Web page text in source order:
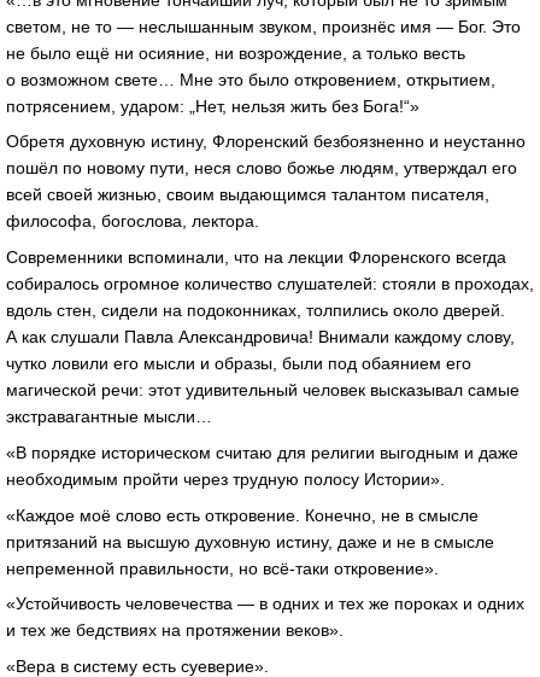
светом, не то — неслышанным звуком, произнёс имя — Бог. Это
не было ещё ни осияние, ни возрождение, а только весть
о возможном свете… Мне это было откровением, открытием,
потрясением, ударом: „Нет, нельзя жить без Бога!“»
Обретя духовную истину, Флоренский безбоязненно и неустанно
пошёл по новому пути, неся слово божье людям, утверждал его
всей своей жизнью, своим выдающимся талантом писателя,
философа, богослова, лектора.
Современники вспоминали, что на лекции Флоренского всегда
собиралось огромное количество слушателей: стояли в проходах,
вдоль стен, сидели на подоконниках, толпились около дверей.
А как слушали Павла Александровича! Внимали каждому слову,
чутко ловили его мысли и образы, были под обаянием его
магической речи: этот удивительный человек высказывал самые
экстравагантные мысли…
«В порядке историческом считаю для религии выгодным и даже
необходимым пройти через трудную полосу Истории».
«Каждое моё слово есть откровение. Конечно, не в смысле
притязаний на высшую духовную истину, даже и не в смысле
непременной правильности, но всё-таки откровение».
«Устойчивость человечества — в одних и тех же пороках и одних
и тех же бедствиях на протяжении веков».
«Вера в систему есть суеверие».